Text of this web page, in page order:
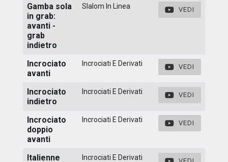
Gamba sola
in grab:
avanti -
grab
indietro
Slalom In Linea VEDI
Incrociato
avanti
Incrociati E Derivati VEDI
Incrociato
indietro
Incrociati E Derivati VEDI
Incrociato
doppio
avanti
Incrociati E Derivati VEDI
Italienne
Incrociati E Derivati